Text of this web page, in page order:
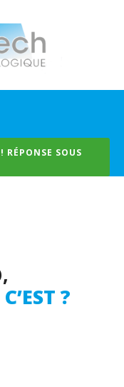
RÉPONSE SOUS
?